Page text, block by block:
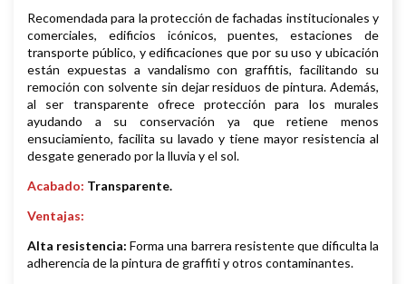
Recomendada para la protección de fachadas institucionales y
comerciales, edificios icónicos, puentes, estaciones de
transporte público, y edificaciones que por su uso y ubicación
están expuestas a vandalismo con graffitis, facilitando su
remoción con solvente sin dejar residuos de pintura. Además,
al ser transparente ofrece protección para los murales
ayudando a su conservación ya que retiene menos
ensuciamiento, facilita su lavado y tiene mayor resistencia al
desgate generado por la lluvia y el sol.
Acabado: Transparente.
Ventajas:
Alta resistencia:Forma una barrera resistente que dificulta la
adherencia de la pintura de graffiti y otros contaminantes.